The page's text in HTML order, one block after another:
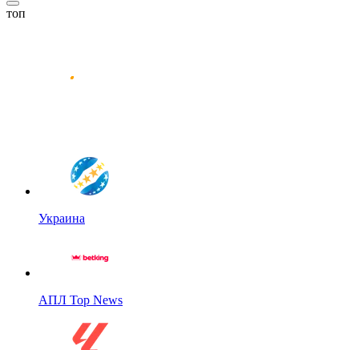
топ
Украина
АПЛ Top News